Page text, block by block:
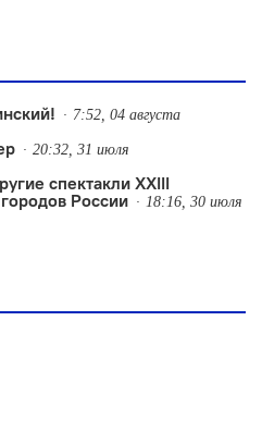
7:52, 04 августа
20:32, 31 июля
спектакли XXIII
России
18:16, 30 июля